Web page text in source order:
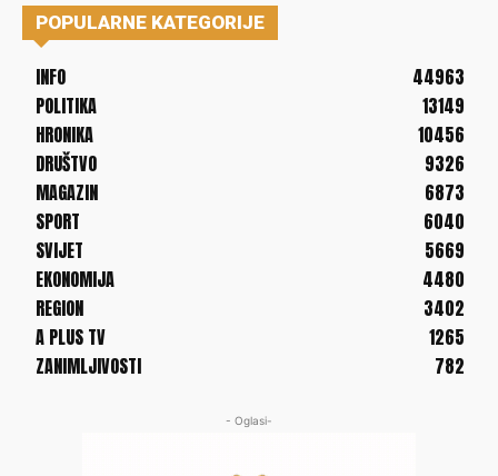
POPULARNE KATEGORIJE
INFO
44963
POLITIKA
13149
HRONIKA
10456
DRUŠTVO
9326
MAGAZIN
6873
SPORT
6040
SVIJET
5669
EKONOMIJA
4480
REGION
3402
A PLUS TV
1265
ZANIMLJIVOSTI
782
- Oglasi-